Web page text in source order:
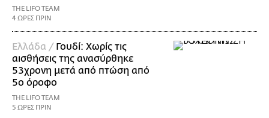
THE LIFO TEAM
4 ΩΡΕΣ ΠΡΙΝ
Ελλάδα / Γουδί: Χωρίς τις
αισθήσεις της ανασύρθηκε
53χρονη μετά από πτώση από
5ο όροφο
THE LIFO TEAM
5 ΩΡΕΣ ΠΡΙΝ